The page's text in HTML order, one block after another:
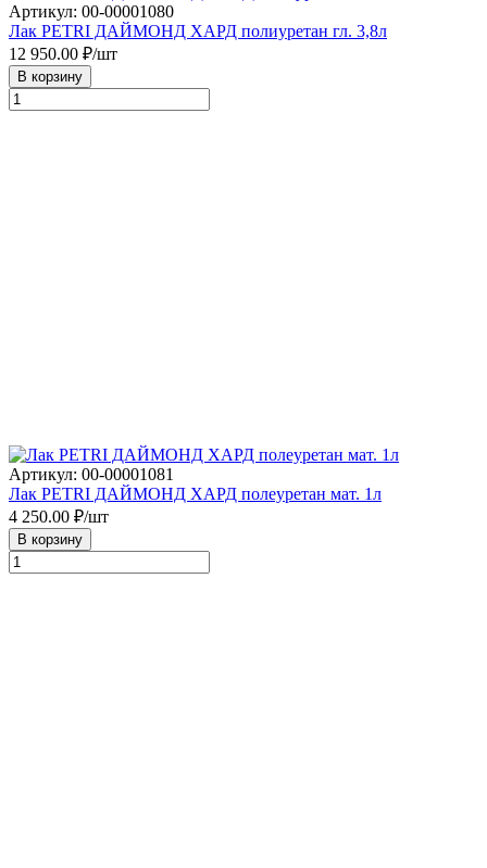
Артикул: 00-00001080
Лак PETRI ДАЙМОНД ХАРД полиуретан гл. 3,8л
12 950.00 ₽/шт
В корзину
Артикул: 00-00001081
Лак PETRI ДАЙМОНД ХАРД полеуретан мат. 1л
4 250.00 ₽/шт
В корзину